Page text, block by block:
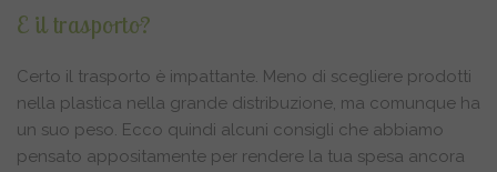
E il trasporto?
Certo il trasporto è impattante. Meno di scegliere prodotti
nella plastica nella grande distribuzione, ma comunque ha
un suo peso. Ecco quindi alcuni consigli che abbiamo
pensato appositamente per rendere la tua spesa ancora